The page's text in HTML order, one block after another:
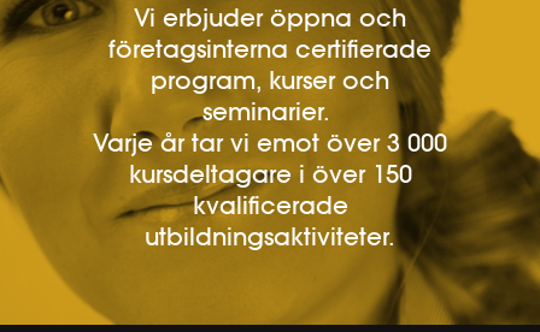
Vi erbjuder öppna och
företagsinterna certifierade
program, kurser och
seminarier.
Varje år tar vi emot över 3 000
kursdeltagare i över 150
kvalificerade
utbildningsaktiviteter.